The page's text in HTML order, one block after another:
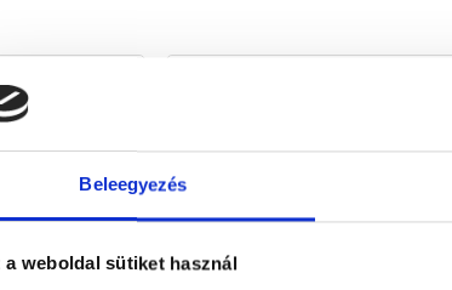
Beleegyezés
a weboldal sütiket használ